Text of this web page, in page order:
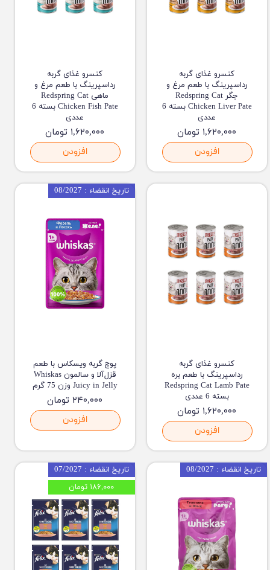
کنسرو غذای گربه
رداسپرینگ با طعم مرغ و
جگر Redspring Cat
Chicken Liver Pate بسته 6
عددی
۱,۶۲۰,۰۰۰ تومان
افزودن
کنسرو غذای گربه
رداسپرینگ با طعم مرغ و
ماهی Redspring Cat
Chicken Fish Pate بسته 6
عددی
۱,۶۲۰,۰۰۰ تومان
افزودن
کنسرو غذای گربه
رداسپرینگ با طعم بره
Redspring Cat Lamb Pate
بسته 6 عددی
۱,۶۲۰,۰۰۰ تومان
افزودن
پوچ گربه ویسکاس با طعم
قزل‌آلا و سالمون Whiskas
Juicy in Jelly وزن 75 گرم
۲۴۰,۰۰۰ تومان
افزودن
تاریخ انقضاء : 08/2027
تاریخ انقضاء : 08/2027
تاریخ انقضاء : 07/2027
۱۸۶,۰۰۰ تومان